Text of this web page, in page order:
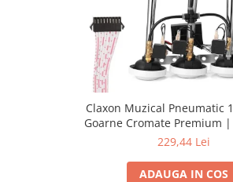
Claxon Muzical Pneumatic
Goarne Cromate Premium
Selectabile
229,44 Lei
ADAUGA IN COS